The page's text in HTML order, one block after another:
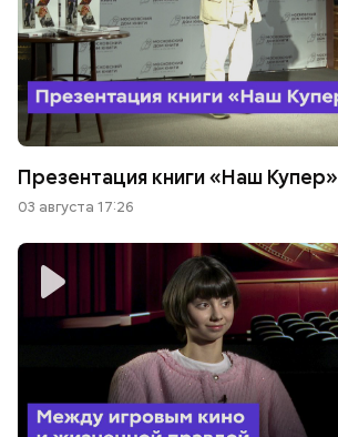
Презентация книги «Наш Купер»
03 августа 17:26